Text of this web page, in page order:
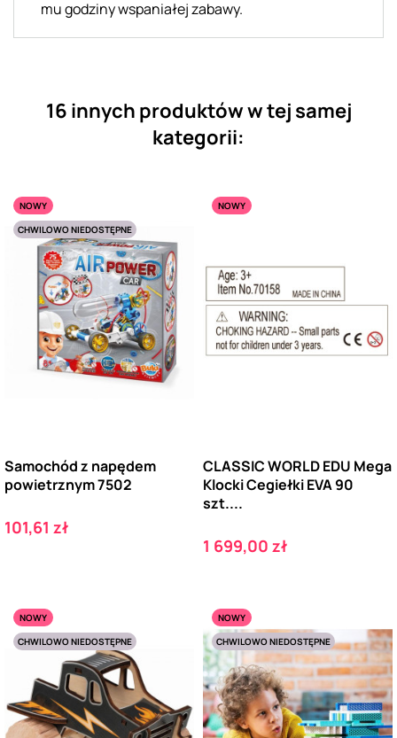
mu godziny wspaniałej zabawy.
16 innych produktów w tej samej
kategorii:
NOWY
CHWILOWO NIEDOSTĘPNE
Samochód z napędem
powietrznym 7502
Cena
101,61 zł
NOWY
CLASSIC WORLD EDU Mega
Klocki Cegiełki EVA 90
szt....
Cena
1 699,00 zł
NOWY
CHWILOWO NIEDOSTĘPNE
NOWY
CHWILOWO NIEDOSTĘPNE